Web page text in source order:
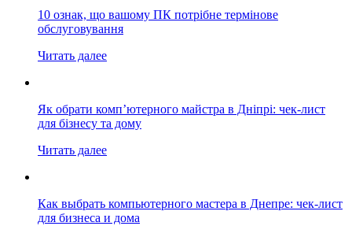
10 ознак, що вашому ПК потрібне термінове
обслуговування
Читать далее
Як обрати комп’ютерного майстра в Дніпрі: чек-лист
для бізнесу та дому
Читать далее
Как выбрать компьютерного мастера в Днепре: чек-лист
для бизнеса и дома